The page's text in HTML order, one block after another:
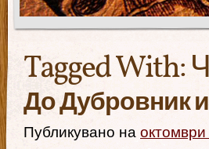
Tagged With:
До Дубровник
Публикувано на